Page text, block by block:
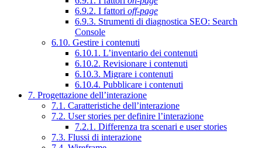
6.9.2. I fattori off-page
6.9.3. Strumenti di diagnostica SEO: Search
Console
6.10. Gestire i contenuti
6.10.1. L’inventario dei contenuti
6.10.2. Revisionare i contenuti
6.10.3. Migrare i contenuti
6.10.4. Pubblicare i contenuti
7. Progettazione dell’interazione
7.1. Caratteristiche dell’interazione
7.2. User stories per definire l’interazione
7.2.1. Differenza tra scenari e user stories
7.3. Flussi di interazione